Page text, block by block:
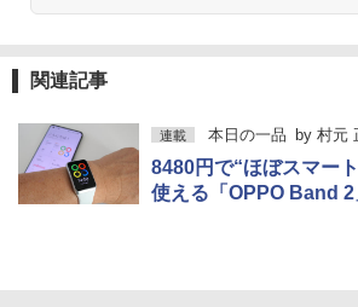
関連記事
連載 本日の一品 by 村元
8480円で“ほぼスマー
使える「OPPO Band 2